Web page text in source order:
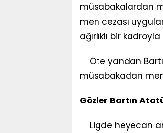
müsabakalardan
men cezası
ağırlıklı bir
Öte yandan
müsabakadan
Gözler Bartın
Ligde heyecan